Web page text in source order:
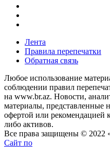
Лента
Правила перепечатки
Обратная связь
Любое использование
соблюдении правил
на www.br.az. Новости,
материалы, представленные
офертой или рекомендацией
либо активов.
Все права защищены © 2022
Сайт по